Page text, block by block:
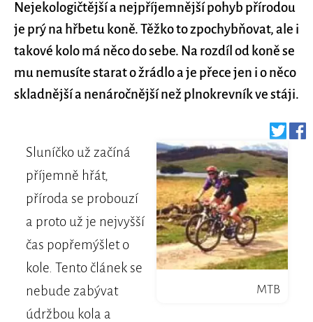
Nejekologičtější a nejpříjemnější pohyb přírodou
je prý na hřbetu koně. Těžko to zpochybňovat, ale i
takové kolo má něco do sebe. Na rozdíl od koně se
mu nemusíte starat o žrádlo a je přece jen i o něco
skladnější a nenáročnější než plnokrevník ve stáji.
MTB
Sluníčko už začíná
příjemně hřát,
příroda se probouzí
a proto už je nejvyšší
čas popřemýšlet o
kole. Tento článek se
nebude zabývat
údržbou kola a